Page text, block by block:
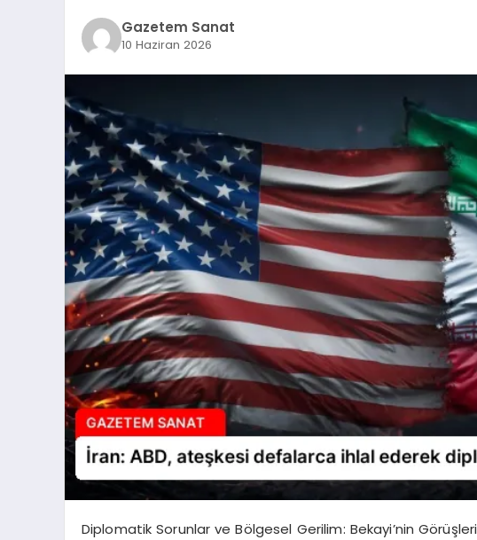
Gazetem Sanat
10 Haziran 2026
Diplomatik Sorunlar ve Bölgesel Gerilim: Bekayi’nin Görüşleri